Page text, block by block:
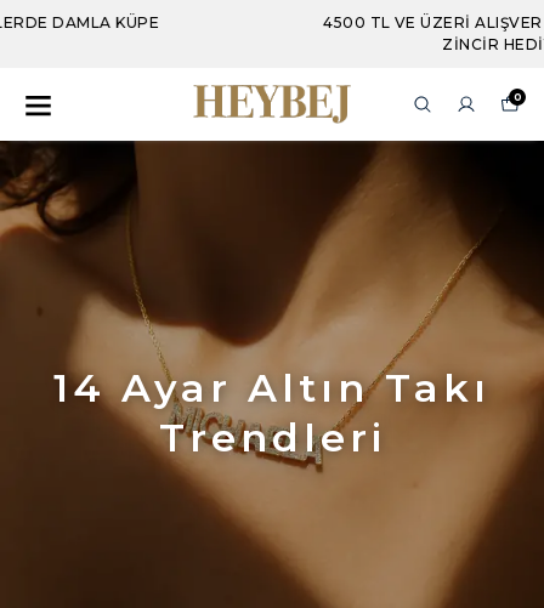
4500 TL VE ÜZERI ALIŞVERIŞLERDE İTALYAN
0
14 Ayar Altın Takı
Trendleri